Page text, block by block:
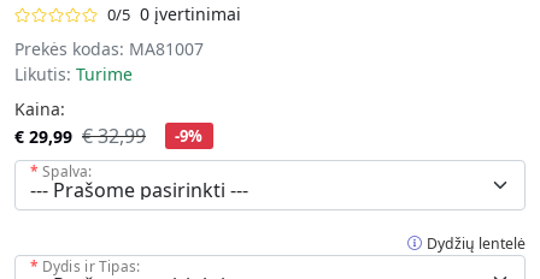
0/5 0 įvertinimai
Prekės kodas: MA81007
Likutis: Turime
Kaina:
€ 29,99 € 32,99 -9%
Spalva:
Dydžių lentelė
Dydis ir Tipas: